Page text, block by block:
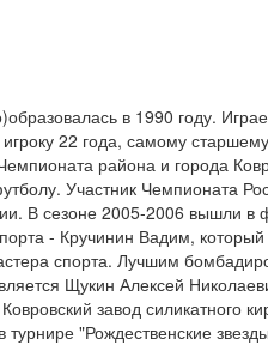
в 1990 году.
22 года, самому
района и города
Участник Чемпионата
В сезоне 2005-2006 вышли в
- Кручинин Вадим,
спорта. Лучшим
Щукин Алексей
завод силикатного
"Рождественские